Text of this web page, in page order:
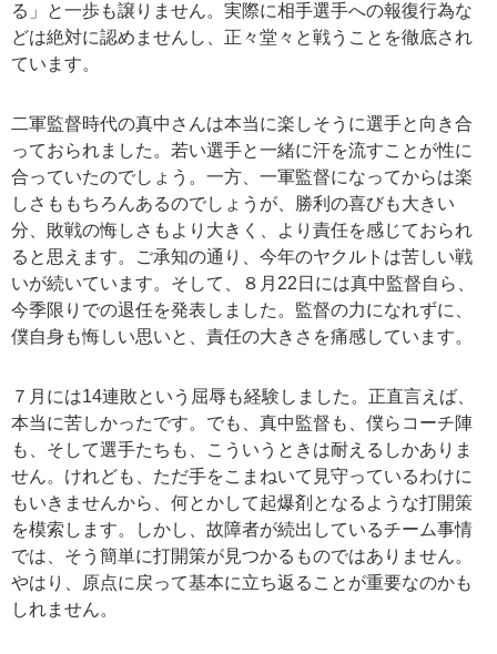
る」と一歩も譲りません。実際に相手選手への報復行為な
どは絶対に認めませんし、正々堂々と戦うことを徹底され
ています。
二軍監督時代の真中さんは本当に楽しそうに選手と向き合
っておられました。若い選手と一緒に汗を流すことが性に
合っていたのでしょう。一方、一軍監督になってからは楽
しさももちろんあるのでしょうが、勝利の喜びも大きい
分、敗戦の悔しさもより大きく、より責任を感じておられ
ると思えます。ご承知の通り、今年のヤクルトは苦しい戦
いが続いています。そして、８月22日には真中監督自ら、
今季限りでの退任を発表しました。監督の力になれずに、
僕自身も悔しい思いと、責任の大きさを痛感しています。
７月には14連敗という屈辱も経験しました。正直言えば、
本当に苦しかったです。でも、真中監督も、僕らコーチ陣
も、そして選手たちも、こういうときは耐えるしかありま
せん。けれども、ただ手をこまねいて見守っているわけに
もいきませんから、何とかして起爆剤となるような打開策
を模索します。しかし、故障者が続出しているチーム事情
では、そう簡単に打開策が見つかるものではありません。
やはり、原点に戻って基本に立ち返ることが重要なのかも
しれません。